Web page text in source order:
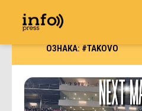
ОЗНАКА:#TAKOVO